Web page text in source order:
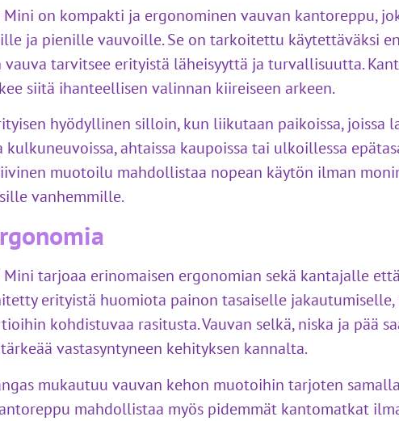
on kompakti ja ergonominen vauvan kantoreppu,
ja pienille vauvoille. Se on tarkoitettu käytettäväksi
vauva tarvitsee erityistä läheisyyttä ja turvallisuutta.
siitä ihanteellisen valinnan kiireiseen arkeen.
hyödyllinen silloin, kun liikutaan paikoissa, joissa
ahtaissa kaupoissa tai ulkoillessa
muotoilu mahdollistaa nopean käytön ilman
vanhemmille.
tarjoaa erinomaisen ergonomian sekä kantajalle
erityistä huomiota painon tasaiselle jakautumiselle,
kohdistuvaa rasitusta. Vauvan selkä, niska ja pää
vastasyntyneen kehityksen kannalta.
mukautuu vauvan kehon muotoihin tarjoten
mahdollistaa myös pidemmät kantomatkat